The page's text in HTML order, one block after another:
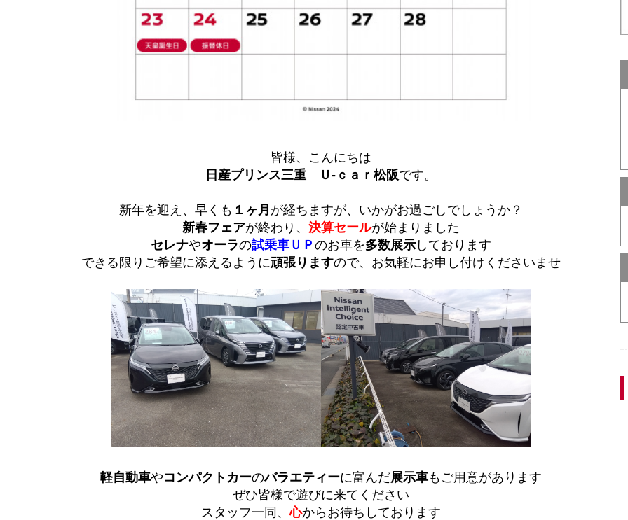
皆様、こんにちは
日産プリンス三重
Ｕ‐ｃａｒ松阪です。
新年を迎え、早くも １ヶ月 が経ちますが、いかがお過ごしでしょうか？
新春フェアが終わり、 決算セールが始まりました
セレナやオーラの試乗車ＵＰ のお車を多数展示しております
できる限りご希望に添えるように頑張りますので、お気軽にお申し付けくださいませ
軽自動車やコンパクトカーのバラエティーに富んだ展示車もご用意があります
ぜひ皆様で遊びに来てください
スタッフ一同、心からお待ちしております